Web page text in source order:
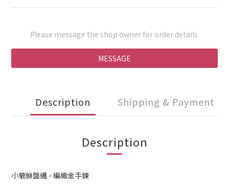
Please message the shop owner for order details.
MESSAGE
Description Shipping & Payment
Description
小貔貅盤纏 - 編織金手鍊